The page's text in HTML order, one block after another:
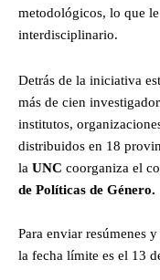
metodológicos, lo que
interdisciplinario.
Detrás de la iniciativa
más de cien
institutos,
distribuidos en 18
la UNC coorganiza el
de Políticas de Género.
Para enviar resúmenes
la fecha límite es el 13